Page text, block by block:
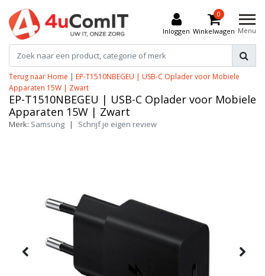
Inloggen
0
Winkelwagen Menu
Terug naar Home | EP-T1510NBEGEU | USB-C Oplader voor Mobiele
Apparaten 15W | Zwart
EP-T1510NBEGEU | USB-C Oplader voor Mobiele
Apparaten 15W | Zwart
Merk: Samsung | Schrijf je eigen review